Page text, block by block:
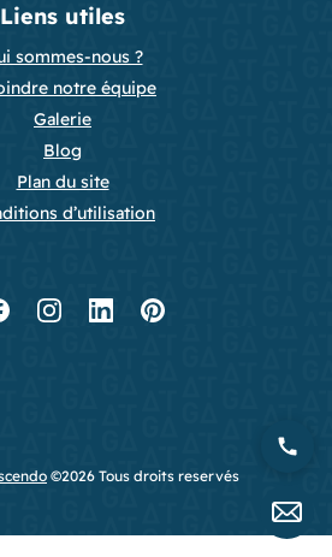
Liens utiles
sommes-nous ?
notre équipe
Galerie
Blog
Plan du site
d’utilisation
©2026 Tous droits reservés